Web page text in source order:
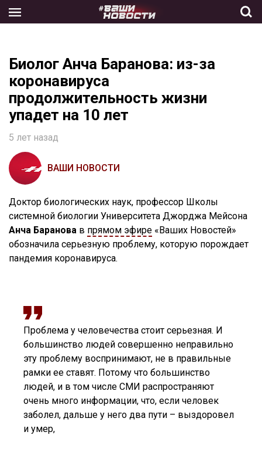
the
Биолог Анча Баранова: из-за
коронавируса
продолжительность жизни
упадет на 10 лет
5 лет назад
ВАШИ НОВОСТИ
Доктор биологических наук, профессор Школы
системной биологии Университета Джорджа Мейсона
Анча Баранова в прямом эфире «Ваших Новостей»
обозначила серьезную проблему, которую порождает
пандемия коронавируса.
Проблема у человечества стоит серьезная. И
большинство людей совершенно неправильно
эту проблему воспринимают, не в правильные
рамки ее ставят. Потому что большинство
людей, и в том числе СМИ распространяют
очень много информации, что, если человек
заболел, дальше у него два пути – выздоровел
и умер,